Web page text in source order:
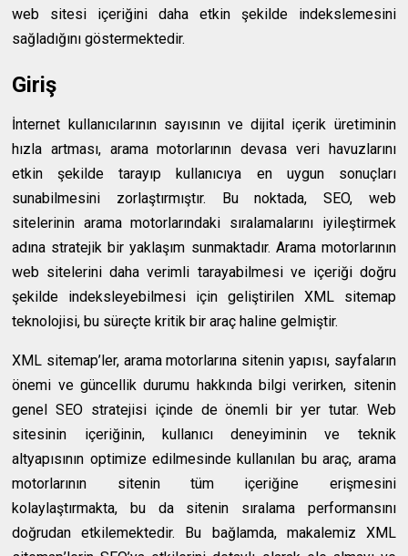
web sitesi içeriğini daha etkin şekilde indekslemesini
sağladığını göstermektedir.
Giriş
İnternet kullanıcılarının sayısının ve dijital içerik üretiminin
hızla artması, arama motorlarının devasa veri havuzlarını
etkin şekilde tarayıp kullanıcıya en uygun sonuçları
sunabilmesini zorlaştırmıştır. Bu noktada, SEO, web
sitelerinin arama motorlarındaki sıralamalarını iyileştirmek
adına stratejik bir yaklaşım sunmaktadır. Arama motorlarının
web sitelerini daha verimli tarayabilmesi ve içeriği doğru
şekilde indeksleyebilmesi için geliştirilen XML sitemap
teknolojisi, bu süreçte kritik bir araç haline gelmiştir.
XML sitemap’ler, arama motorlarına sitenin yapısı, sayfaların
önemi ve güncellik durumu hakkında bilgi verirken, sitenin
genel SEO stratejisi içinde de önemli bir yer tutar. Web
sitesinin içeriğinin, kullanıcı deneyiminin ve teknik
altyapısının optimize edilmesinde kullanılan bu araç, arama
motorlarının sitenin tüm içeriğine erişmesini
kolaylaştırmakta, bu da sitenin sıralama performansını
doğrudan etkilemektedir. Bu bağlamda, makalemiz XML